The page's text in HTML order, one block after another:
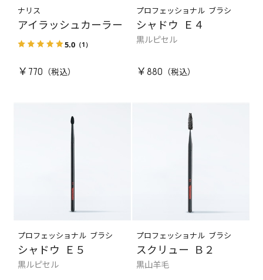
ナリス
アイラッシュカーラー
5.0 （1）
￥770
プロフェッショナル ブラシ
シャドウ Ｅ４
黒ルピセル
￥880
プロフェッショナル ブラシ
シャドウ Ｅ５
黒ルピセル
プロフェッショナル ブラシ
スクリュー Ｂ２
黒山羊毛